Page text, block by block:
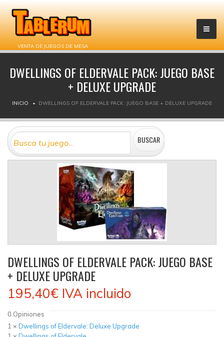
VENTA DE JUEGOS DE MESA
DWELLINGS OF ELDERVALE PACK: JUEGO BASE
+ DELUXE UPGRADE
INICIO DWELLINGS OF ELDERVALE PACK: JUEGO BASE + DELUXE UPGRADE
DWELLINGS OF ELDERVALE PACK: JUEGO BASE
+ DELUXE UPGRADE
195,40€ IVA incluido
0 Opiniones
1 × Dwellings of Eldervale: Deluxe Upgrade